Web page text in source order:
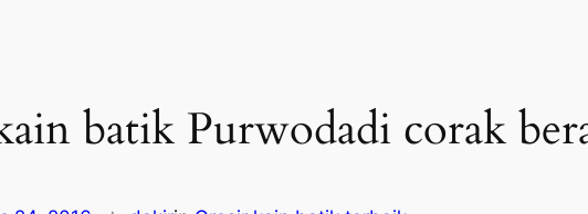
batik Purwodadi corak